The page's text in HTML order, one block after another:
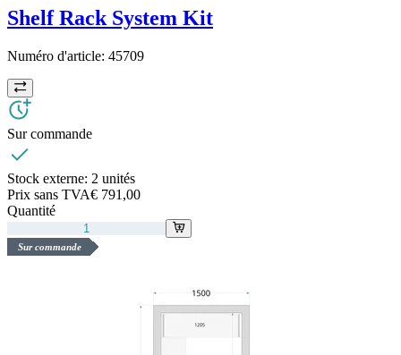
Shelf Rack System Kit
Numéro d'article: 45709
Sur commande
Stock externe: 2 unités
Prix sans TVA€ 791,00
Quantité
Sur commande